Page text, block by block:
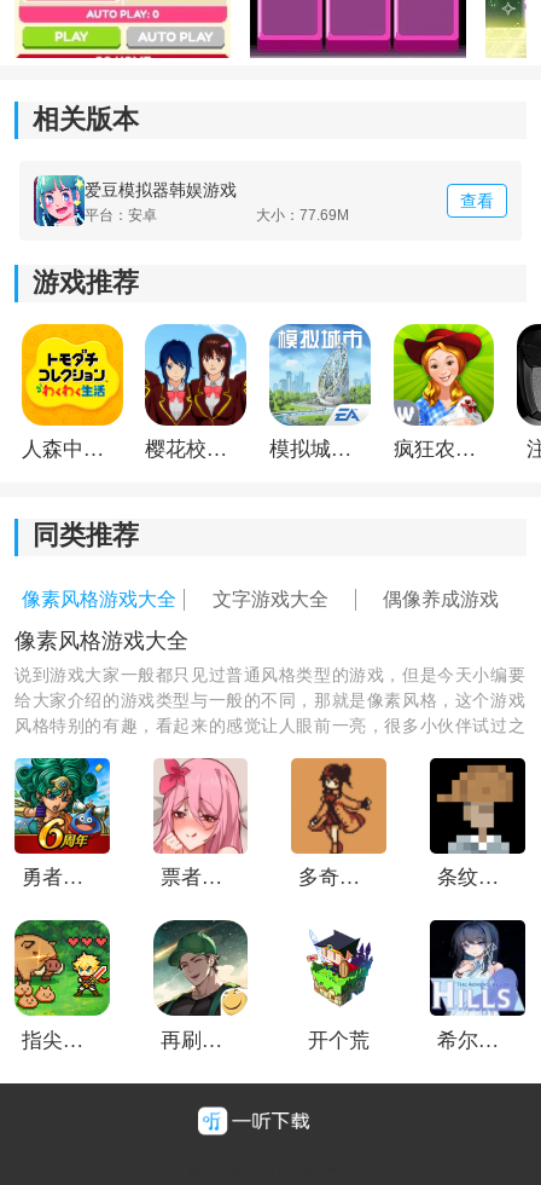
2. 舞台实力派（主打打歌、专辑）
唱功 35 + 舞蹈 35 + 说唱 20 + 综艺感 5 + 魅力 5
优势：舞台评分高，打歌拿一位、专辑销量更容易冲
榜，粉丝粘性强。
3. 综艺人气流（快速涨粉、接广告）
唱功 15 + 舞蹈 15 + 说唱 5 + 综艺感 40 + 魅力 25
优势：综艺、直播资源不断，涨粉速度最快，金币收益
高。
短板：舞台竞争力弱，专辑成绩一般。
小提示：魅力影响路人好感和绯闻走向，不想触发负面
事件，开局不用点太高。
相关版本
爱豆模拟器韩娱游戏
平台：安卓 大小：77.69M
查看
游戏推荐
人森中文版 樱花校园模拟器1.048.00中文版 模拟城市我是巿长联机版 疯狂农场3美国派19
同类推荐
像素风格游戏大全 文字游戏大全 偶像养成游戏
像素风格游戏大全
说到游戏大家一般都只见过普通风格类型的游戏，但是今天小编要
给大家介绍的游戏类型与一般的不同，那就是像素风格，这个游戏
风格特别的有趣，看起来的感觉让人眼前一亮，很多小伙伴试过之
我，成就感会更高的哦。
勇者斗恶龙tact 票者小慧的打工大作战 多奇梦冒险 条纹军服
指尖像素城0.1折 再刷一把2金色传说手机版 开个荒 希尔丝大冒险